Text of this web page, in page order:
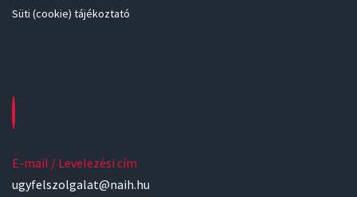
Süti (cookie) tájékoztató
E-mail / Levelezési cím
ugyfelszolgalat@naih.hu